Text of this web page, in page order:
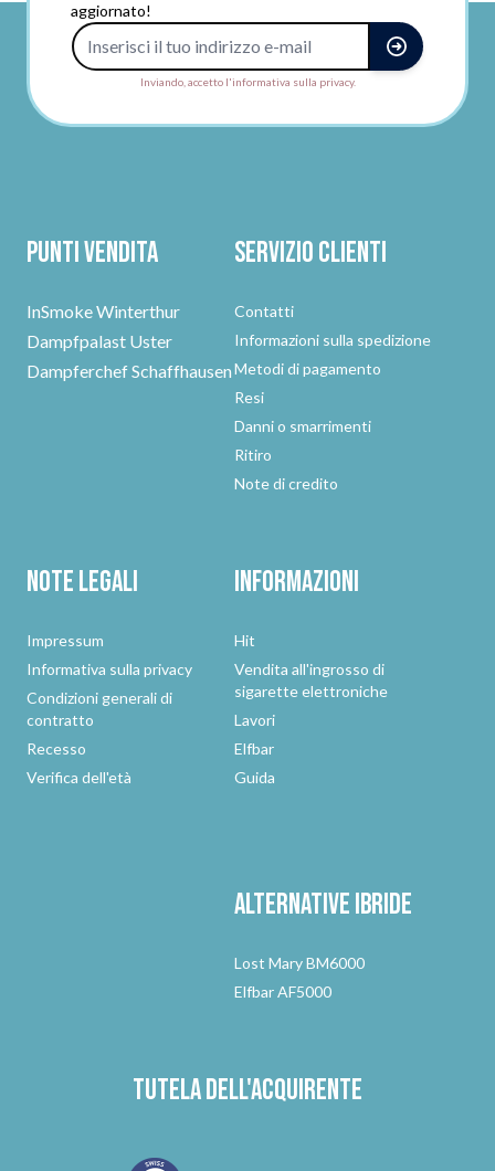
aggiornato!
Inviando, accetto l'informativa sulla privacy.
Punti vendita
InSmoke Winterthur
Dampfpalast Uster
Dampferchef Schaffhausen
Servizio clienti
Contatti
Informazioni sulla spedizione
Metodi di pagamento
Resi
Danni o smarrimenti
Ritiro
Note di credito
Note legali
Impressum
Informativa sulla privacy
Condizioni generali di
contratto
Recesso
Verifica dell'età
Informazioni
Hit
Vendita all'ingrosso di
sigarette elettroniche
Lavori
Elfbar
Guida
Alternativeibride
Lost Mary BM6000
Elfbar AF5000
Tutela dell'acquirente